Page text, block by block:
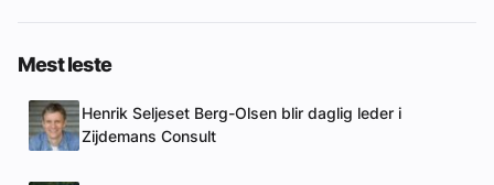
Mest leste
Henrik Seljeset Berg-Olsen blir daglig leder i
Zijdemans Consult